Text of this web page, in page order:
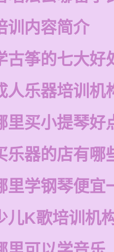
训内容简介
古筝的七大好
人乐器培训机
里买小提琴好
乐器的店有哪
里学钢琴便宜
儿K歌培训机